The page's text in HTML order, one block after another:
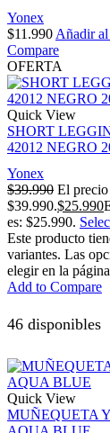
Yonex
$11.990 Añadir
Compare
OFERTA
Quick View
SHORT
42012 NEGRO
Yonex
$39.990 El
$39.990.$25.990
es: $25.990.
Este producto
variantes. Las
elegir en la
Add to Compare
46 disponibles
Quick View
MUÑEQUETA